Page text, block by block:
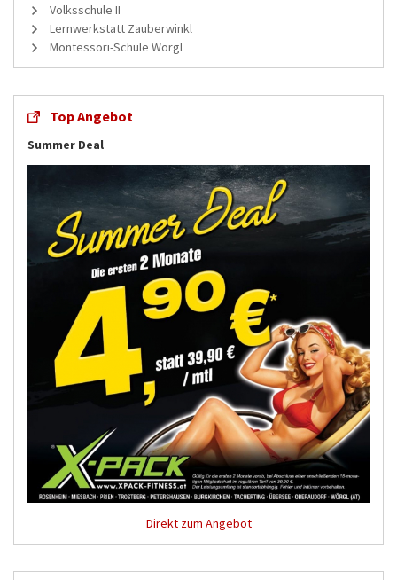
Volksschule II
Lernwerkstatt Zauberwinkl
Montessori-Schule Wörgl
Top Angebot
Summer Deal
Direkt zum Angebot